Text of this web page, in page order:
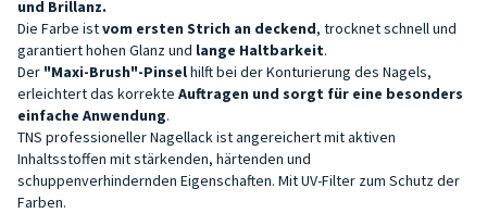
und Brillanz.
Die Farbe istvom ersten Strich an deckend, trocknet schnell und
garantiert hohen Glanz und lange Haltbarkeit.
Der "Maxi-Brush"-Pinselhilft bei der Konturierung des Nagels,
erleichtert das korrekte Auftragen und sorgt für eine besonders
einfache Anwendung.
TNS professioneller Nagellack ist angereichert mit aktiven
Inhaltsstoffen mit stärkenden, härtenden und
schuppenverhindernden Eigenschaften. Mit UV-Filter zum Schutz der
Farben.